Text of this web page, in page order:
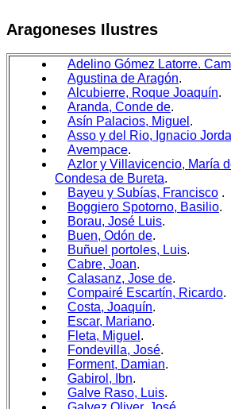
Aragoneses Ilustres
Adelino Gómez Latorre.
Agustina de Aragón.
Alcubierre, Roque Joaquín.
Aranda, Conde de.
Asín Palacios, Miguel .
Asso y del Rio, Ignacio
Avempace.
Azlor y Villavicencio, María
Condesa de Bureta.
Bayeu y Subías, Francisco .
Boggiero Spotorno, Basilio.
Borau, José Luis.
Buen, Odón de.
Buñuel portoles, Luis.
Cabre, Joan.
Calasanz, Jose de.
Compairé Escartín, Ricardo.
Costa, Joaquín.
Escar, Mariano.
Fleta, Miguel .
Fondevilla, José.
Forment, Damian.
Gabirol, Ibn.
Galve Raso, Luis.